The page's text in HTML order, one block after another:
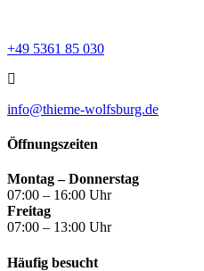
+49 5361 85 030
info@thieme-wolfsburg.de
Öffnungszeiten
Montag – Donnerstag
07:00 – 16:00 Uhr
Freitag
07:00 – 13:00 Uhr
Häufig besucht